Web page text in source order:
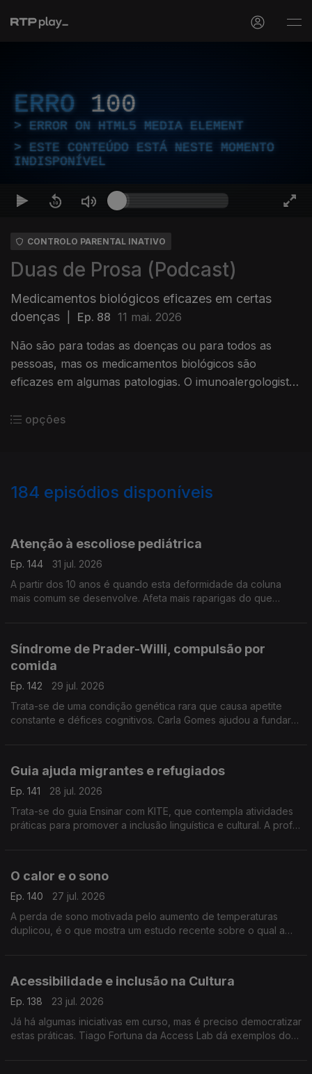
ERRO 100
ERROR ON HTML5 MEDIA ELEMENT
ESTE CONTEÚDO ESTÁ NESTE MOMENTO
INDISPONÍVEL
CONTROLO PARENTAL INATIVO
Duas de Prosa (Podcast)
Medicamentos biológicos eficazes em certas
doenças
Ep. 88 11 mai. 2026
Não são para todas as doenças ou para todos as
pessoas, mas os medicamentos biológicos são
eficazes em algumas patologias. O imunoalergologista
opções
184 episódios disponíveis
Atenção à escoliose pediátrica
Ep. 144
31 jul. 2026
A partir dos 10 anos é quando esta deformidade da coluna
mais comum se desenvolve. Afeta mais raparigas do que
Síndrome de Prader-Willi, compulsão por
comida
Ep. 142
29 jul. 2026
Trata-se de uma condição genética rara que causa apetite
constante e défices cognitivos. Carla Gomes ajudou a fundar
Guia ajuda migrantes e refugiados
Ep. 141
28 jul. 2026
Trata-se do guia Ensinar com KITE, que contempla atividades
práticas para promover a inclusão linguística e cultural. A prof
O calor e o sono
Ep. 140
27 jul. 2026
A perda de sono motivada pelo aumento de temperaturas
duplicou, é o que mostra um estudo recente sobre o qual a
Acessibilidade e inclusão na Cultura
Ep. 138
23 jul. 2026
Já há algumas iniciativas em curso, mas é preciso democratizar
estas práticas. Tiago Fortuna da Access Lab dá exemplos do